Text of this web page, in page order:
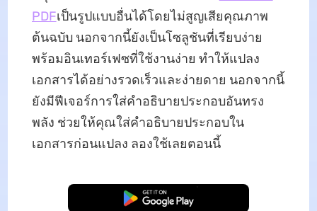
PDFเป็นรูปแบบอื่นได้โดยไม่สูญเสียคุณภาพ
ต้นฉบับ นอกจากนี้ยังเป็นโซลูชันที่เรียบง่าย
พร้อมอินเทอร์เฟซที่ใช้งานง่าย ทำให้แปลง
เอกสารได้อย่างรวดเร็วและง่ายดาย นอกจากนี้
ยังมีฟีเจอร์การใส่คำอธิบายประกอบอันทรง
พลัง ช่วยให้คุณใส่คำอธิบายประกอบใน
เอกสารก่อนแปลง ลองใช้เลยตอนนี้
ดาวน์โหลดฟรี